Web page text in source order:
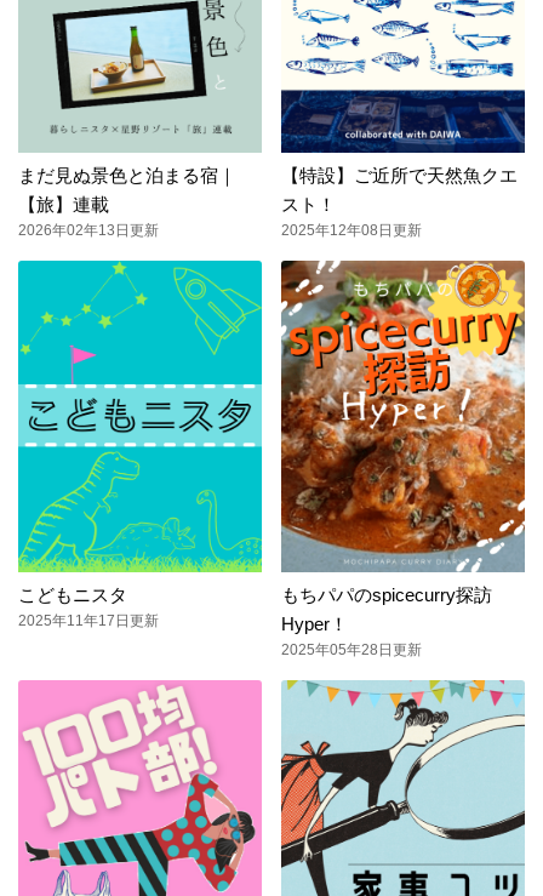
まだ見ぬ景色と泊まる宿｜
【旅】連載
2026年02年13日更新
【特設】ご近所で天然魚クエ
スト！
2025年12年08日更新
こどもニスタ
2025年11年17日更新
もちパパのspicecurry探訪
Hyper！
2025年05年28日更新